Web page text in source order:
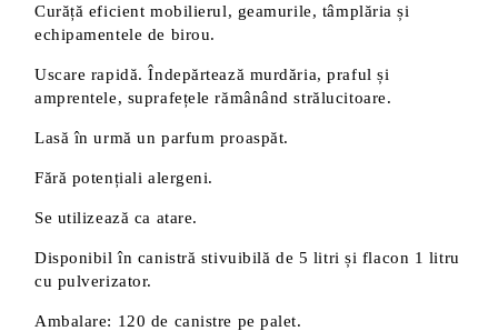
Curăță eficient mobilierul, geamurile, tâmplăria și
echipamentele de birou.
Uscare rapidă. Îndepărtează murdăria, praful și
amprentele, suprafețele rămânând strălucitoare.
Lasă în urmă un parfum proaspăt.
Fără potențiali alergeni.
Se utilizează ca atare.
Disponibil în canistră stivuibilă de 5 litri și flacon 1 litru
cu pulverizator.
Ambalare: 120 de canistre pe palet.